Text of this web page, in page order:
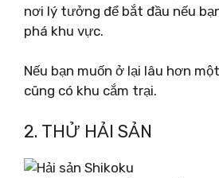
nơi lý tưởng để bắt đầu nếu
phá khu vực.
Nếu bạn muốn ở lại lâu hơn
cũng có khu cắm trại.
2. THỬ HẢI SẢN